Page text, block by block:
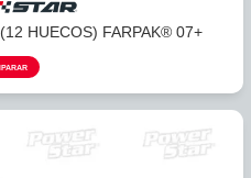
A604 TAPA LATERAL